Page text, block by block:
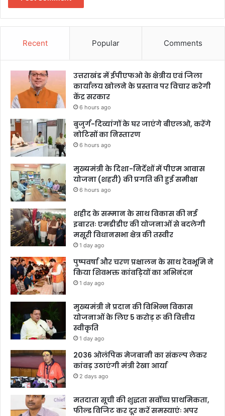
Recent Popular Comments
उत्तराखंड में ईपीएफओ के क्षेत्रीय एवं जिला
कार्यालय खोलने के प्रस्ताव पर विचार करेगी
केंद्र सरकार
6 hours ago
बुजुर्ग-दिव्यांगों के घर जाएंगे बीएलओ, करेंगे
नोटिसों का निस्तारण
6 hours ago
मुख्यमंत्री के दिशा-निर्देशों में पीएम आवास
योजना (शहरी) की प्रगति की हुई समीक्षा
6 hours ago
शहीद के सम्मान के साथ विकास की नई
इबारतः एमडीडीए की योजनाओं से बदलेगी
मसूरी विधानसभा क्षेत्र की तस्वीर
1 day ago
पुष्पवर्षा और चरण प्रक्षालन के साथ देवभूमि ने
किया शिवभक्त कांवड़ियों का अभिनंदन
1 day ago
मुख्यमंत्री ने प्रदान की विभिन्न विकास
योजनाओं के लिए 5 करोड़ रू की वित्तीय
स्वीकृति
1 day ago
2036 ओलंपिक मेजबानी का संकल्प लेकर
कांवड़ उठाएंगी मंत्री रेखा आर्या
2 days ago
मतदाता सूची की शुद्धता सर्वोच्च प्राथमिकता,
फील्ड विजिट कर दूर करें समस्याएंः अपर